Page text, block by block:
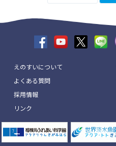
えのすいについて
よくある質問
採用情報
リンク